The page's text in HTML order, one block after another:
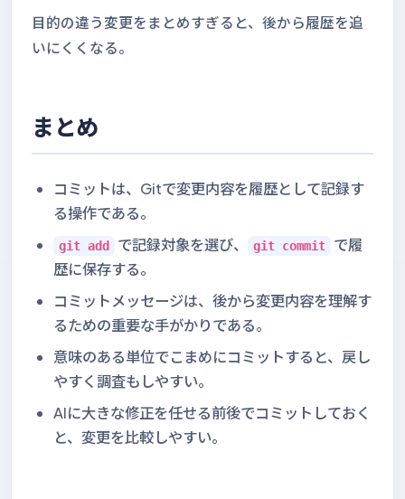
目的の違う変更をまとめすぎると、後から履歴を追
いにくくなる。
まとめ
コミットは、Gitで変更内容を履歴として記録す
る操作である。
git add で記録対象を選び、 git commit
で履
歴に保存する。
コミットメッセージは、後から変更内容を理解す
るための重要な手がかりである。
意味のある単位でこまめにコミットすると、戻し
やすく調査もしやすい。
AIに大きな修正を任せる前後でコミットしておく
と、変更を比較しやすい。